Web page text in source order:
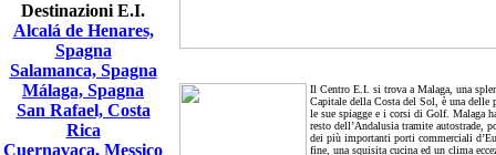
Destinazioni E.I.
Alcalá de Henares,
Spagna
Salamanca, Spagna
Málaga, Spagna
San Rafael, Costa
Rica
Cuernavaca, Messico
Il Centro E.I. si trova a Malaga, una
Capitale della Costa del Sol, è una delle
le sue spiagge e i corsi di Golf. Malaga
resto dell’Andalusia tramite autostrade,
dei più importanti porti commerciali
fine, una squisita cucina ed un clima